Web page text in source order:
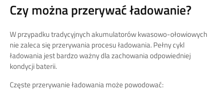
Czy można przerywać ładowanie?
W przypadku tradycyjnych akumulatorów kwasowo-ołowiowych
nie zaleca się przerywania procesu ładowania. Pełny cykl
ładowania jest bardzo ważny dla zachowania odpowiedniej
kondycji baterii.
Częste przerywanie ładowania może powodować: